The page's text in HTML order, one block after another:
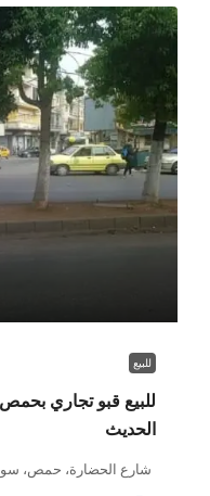
للبيع
للبيع قبو تجاري
الحديث
شارع الحضارة، حمص،